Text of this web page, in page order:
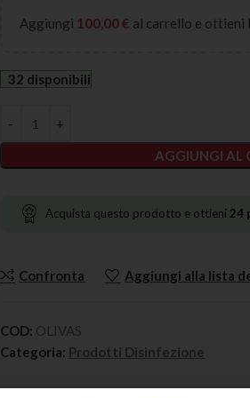
Aggiungi 100,00€ al carrello e ottieni
32 disponibili
AGGIUNGI AL
Acquista questo prodotto e ottieni 24
Confronta Aggiungi alla lista
COD: OLIVAS
Categoria: Prodotti Disinfezione